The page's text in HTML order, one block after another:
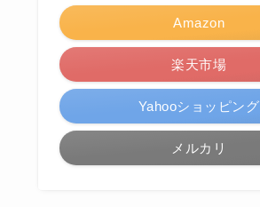
Amazon
楽天市場
Yahooショッピング
メルカリ